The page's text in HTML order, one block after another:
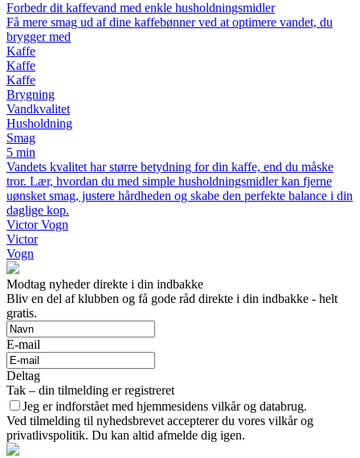
Forbedr dit kaffevand med enkle husholdningsmidler
Få mere smag ud af dine kaffebønner ved at optimere vandet, du
brygger med
Kaffe
Kaffe
Kaffe
Brygning
Vandkvalitet
Husholdning
Smag
5 min
Vandets kvalitet har større betydning for din kaffe, end du måske
tror. Lær, hvordan du med simple husholdningsmidler kan fjerne
uønsket smag, justere hårdheden og skabe den perfekte balance i din
daglige kop.
Victor Vogn
Victor
Vogn
Modtag nyheder direkte i din indbakke
Bliv en del af klubben og få gode råd direkte i din indbakke - helt
gratis.
E-mail
Deltag
Tak – din tilmelding er registreret
Jeg er indforstået med hjemmesidens vilkår og databrug.
Ved tilmelding til nyhedsbrevet accepterer du vores vilkår og
privatlivspolitik. Du kan altid afmelde dig igen.